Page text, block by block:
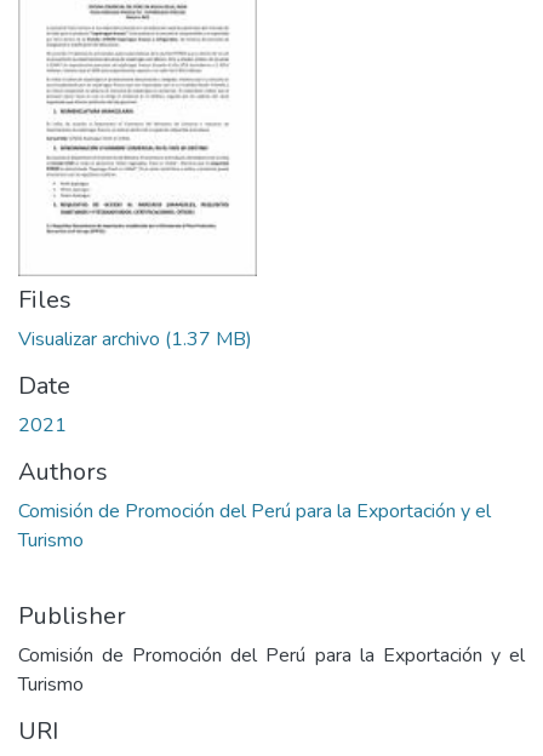
Files
Visualizar archivo (1.37 MB)
Date
2021
Authors
Comisión de Promoción del Perú para la Exportación y el
Turismo
Publisher
Comisión de Promoción del Perú para la Exportación y el
Turismo
URI